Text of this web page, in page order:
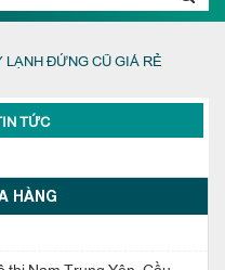
ĐỨNG CŨ GIÁ RẺ
TỨC
HÀNG